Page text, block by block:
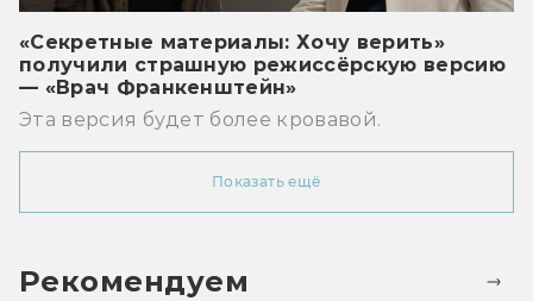
«Секретные материалы: Хочу верить»
получили страшную режиссёрскую версию
— «Врач Франкенштейн»
Эта версия будет более кровавой.
Показать ещё
Рекомендуем